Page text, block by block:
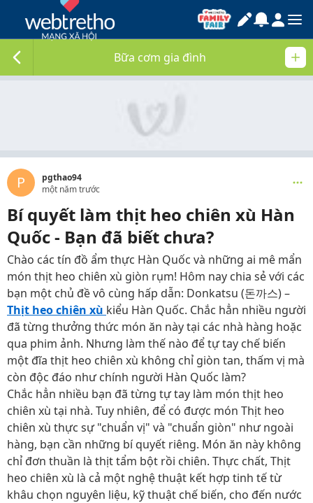
Bữa cơm gia đình
P
pgthao94
một năm trước
Bí quyết làm thịt heo chiên xù Hàn
Quốc - Bạn đã biết chưa?
Chào các tín đồ ẩm thực Hàn Quốc và những ai mê mẩn
món thịt heo chiên xù giòn rụm! Hôm nay chia sẻ với các
bạn một chủ đề vô cùng hấp dẫn: Donkatsu (돈까스) –
Thịt heo chiên xù kiểu Hàn Quốc. Chắc hẳn nhiều người
đã từng thưởng thức món ăn này tại các nhà hàng hoặc
qua phim ảnh. Nhưng làm thế nào để tự tay chế biến
một đĩa thịt heo chiên xù không chỉ giòn tan, thấm vị mà
còn độc đáo như chính người Hàn Quốc làm?
Chắc hẳn nhiều bạn đã từng tự tay làm món thịt heo
chiên xù tại nhà. Tuy nhiên, để có được món Thịt heo
chiên xù thực sự "chuẩn vị" và "chuẩn giòn" như ngoài
hàng, bạn cần những bí quyết riêng. Món ăn này không
chỉ đơn thuần là thịt tẩm bột rồi chiên. Thực chất, Thịt
heo chiên xù là cả một nghệ thuật kết hợp tinh tế từ
khâu chọn nguyên liệu, kỹ thuật chế biến, cho đến nước